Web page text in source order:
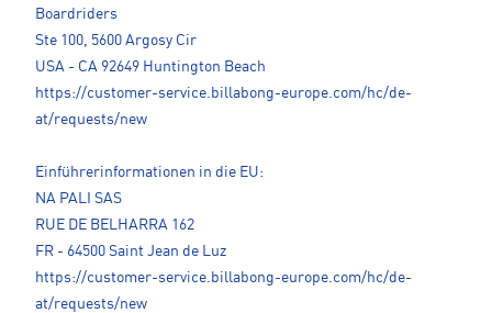
Boardriders
Ste 100, 5600 Argosy Cir
USA - CA 92649 Huntington Beach
https://customer-service.billabong-europe.com/hc/de-
at/requests/new
Einführerinformationen in die EU:
NA PALI SAS
RUE DE BELHARRA 162
FR - 64500 Saint Jean de Luz
https://customer-service.billabong-europe.com/hc/de-
at/requests/new